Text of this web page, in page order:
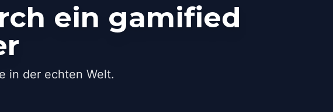
ein gamified
in der echten Welt.